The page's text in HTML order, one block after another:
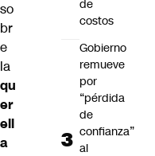
so
br
e
la
qu
er
ell
a
de
costos
Gobierno
remueve
por
“pérdida
de
confianza”
al